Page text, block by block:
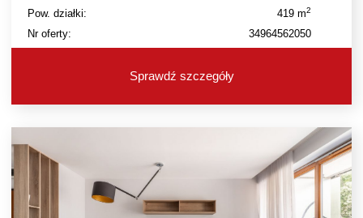
Pow. działki:
419 m2
Nr oferty: 34964562050
Sprawdź szczegóły